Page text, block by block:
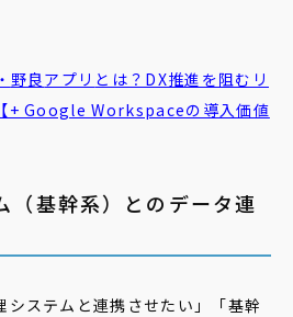
野良アプリ とは？DX推進を阻むリ
+ Google Workspaceの導入価値
（基幹系）とのデータ連
システムと連携させたい」「基幹